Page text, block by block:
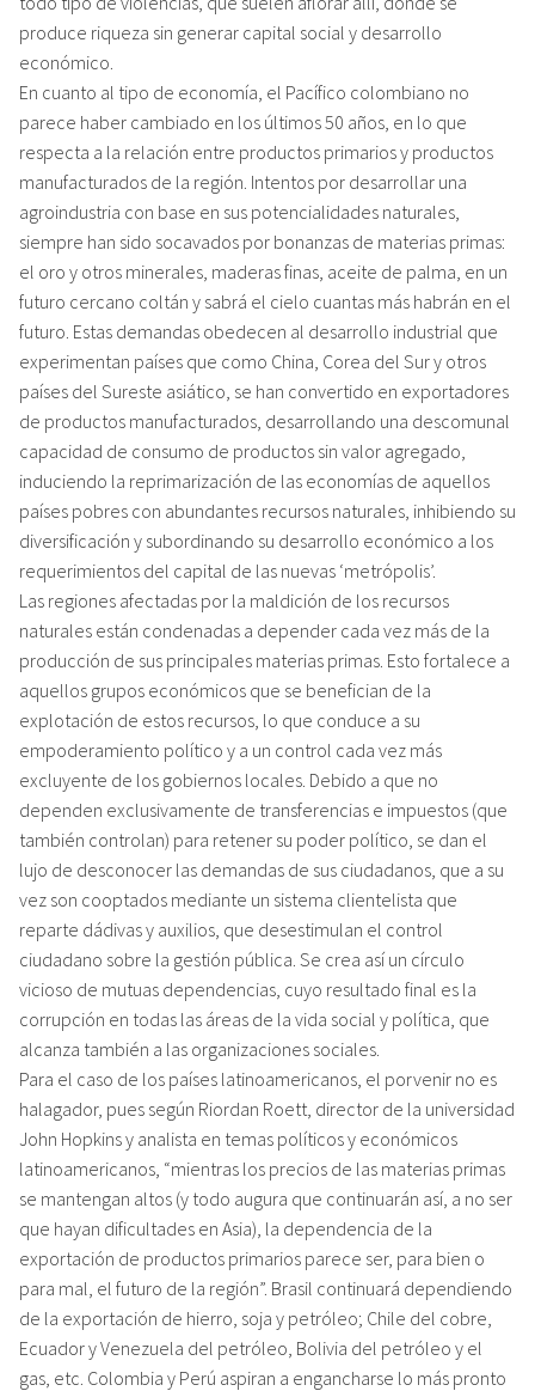
produce riqueza sin generar capital social y desarrollo
económico.
En cuanto al tipo de economía, el Pacífico colombiano no
parece haber cambiado en los últimos 50 años, en lo que
respecta a la relación entre productos primarios y productos
manufacturados de la región. Intentos por desarrollar una
agroindustria con base en sus potencialidades naturales,
siempre han sido socavados por bonanzas de materias primas:
el oro y otros minerales, maderas finas, aceite de palma, en un
futuro cercano coltán y sabrá el cielo cuantas más habrán en el
futuro. Estas demandas obedecen al desarrollo industrial que
experimentan países que como China, Corea del Sur y otros
países del Sureste asiático, se han convertido en exportadores
de productos manufacturados, desarrollando una descomunal
capacidad de consumo de productos sin valor agregado,
induciendo la reprimarización de las economías de aquellos
países pobres con abundantes recursos naturales, inhibiendo su
diversificación y subordinando su desarrollo económico a los
requerimientos del capital de las nuevas ‘metrópolis’.
Las regiones afectadas por la maldición de los recursos
naturales están condenadas a depender cada vez más de la
producción de sus principales materias primas. Esto fortalece a
aquellos grupos económicos que se benefician de la
explotación de estos recursos, lo que conduce a su
empoderamiento político y a un control cada vez más
excluyente de los gobiernos locales. Debido a que no
dependen exclusivamente de transferencias e impuestos (que
también controlan) para retener su poder político, se dan el
lujo de desconocer las demandas de sus ciudadanos, que a su
vez son cooptados mediante un sistema clientelista que
reparte dádivas y auxilios, que desestimulan el control
ciudadano sobre la gestión pública. Se crea así un círculo
vicioso de mutuas dependencias, cuyo resultado final es la
corrupción en todas las áreas de la vida social y política, que
alcanza también a las organizaciones sociales.
Para el caso de los países latinoamericanos, el porvenir no es
halagador, pues según Riordan Roett, director de la universidad
John Hopkins y analista en temas políticos y económicos
latinoamericanos, “mientras los precios de las materias primas
se mantengan altos (y todo augura que continuarán así, a no ser
que hayan dificultades en Asia), la dependencia de la
exportación de productos primarios parece ser, para bien o
para mal, el futuro de la región”. Brasil continuará dependiendo
de la exportación de hierro, soja y petróleo; Chile del cobre,
Ecuador y Venezuela del petróleo, Bolivia del petróleo y el
gas, etc. Colombia y Perú aspiran a engancharse lo más pronto